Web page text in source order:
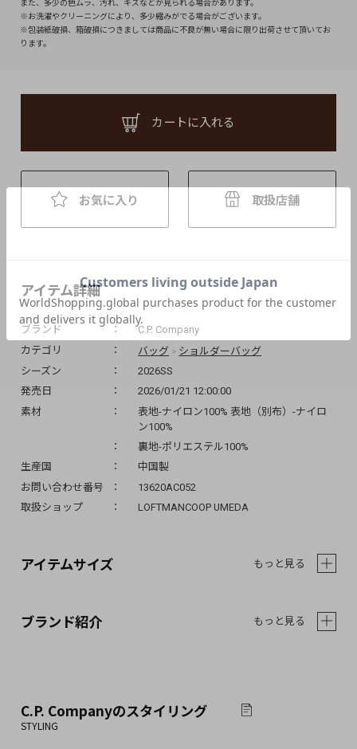
また、多少の色ムラ、汚れ、キズなどが見られる場合があります。
※お洗濯やクリーニングにより、多少縮みがでる場合がございます。
※包装紙破損、箱破損につきましては商品に不良が無い場合に限り出荷させて頂いてお
ります。
カートに入れる
お気に入り 取扱店舗
アイテム詳細
ブランド
C.P. Company
カテゴリ
バッグ > ショルダーバッグ
シーズン
2026SS
発売日
2026/01/21 12:00:00
素材
表地-ナイロン100% 表地（別布）-ナイロ
ン100%
裏地-ポリエステル100%
生産国
中国製
お問い合わせ番号
13620AC052
取扱ショップ
LOFTMANCOOP UMEDA
アイテムサイズ もっと見る
ブランド紹介 もっと見る
C.P. Companyのスタイリング